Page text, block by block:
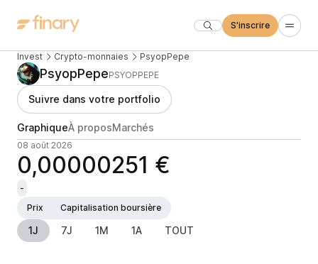
S'inscrire
Invest Crypto-monnaies PsyopPepe
PsyopPepePSYOPPEPE
Suivre dans votre portfolio
GraphiqueÀ proposMarchés
08 août 2026
0,00000251 €
-
Prix
Capitalisation boursière
1J 7J 1M 1A TOUT